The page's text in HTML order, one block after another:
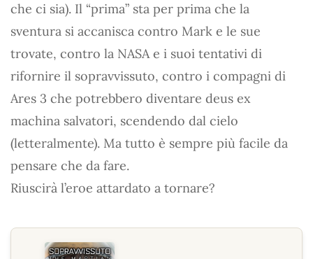
che ci sia). Il “prima” sta per prima che la
sventura si accanisca contro Mark e le sue
trovate, contro la NASA e i suoi tentativi di
rifornire il sopravvissuto, contro i compagni di
Ares 3 che potrebbero diventare deus ex
machina salvatori, scendendo dal cielo
(letteralmente). Ma tutto è sempre più facile da
pensare che da fare.
Riuscirà l’eroe attardato a tornare?